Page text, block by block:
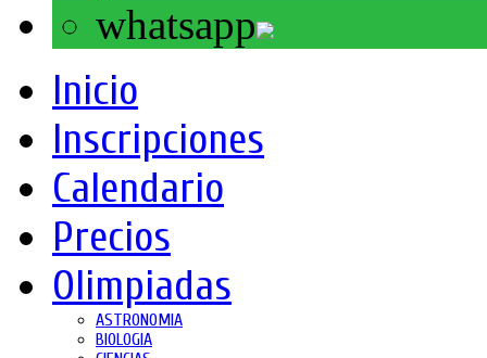
whatsapp
Inicio
Inscripciones
Calendario
Precios
Olimpiadas
ASTRONOMIA
BIOLOGIA